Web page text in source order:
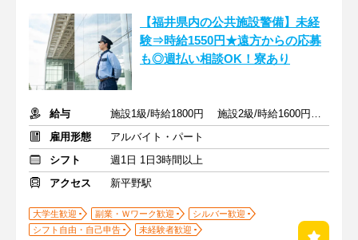
【福井県内の公共施設警備】未経
験⇒時給1550円★遠方からの応募
も◎週払い相談OK！寮あり
給与
施設1級/時給1800円 施設2級/時給1600円 未経験/時給1550円
雇用形態
アルバイト・パート
シフト
週1日 1日3時間以上
アクセス
新平野駅
大学生歓迎 副業・Ｗワーク歓迎
シルバー歓迎
シフト自由・自己申告
未経験者歓迎